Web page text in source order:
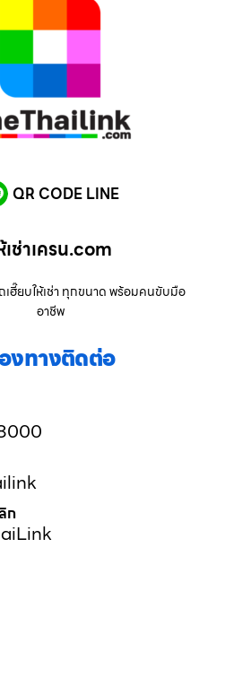
QR CODE LINE
เช่าเครน.com
เฮี๊ยบให้เช่า ทุกขนาด พร้อมคนขับมือ
อาชีพ
งทางติดต่อ
ก